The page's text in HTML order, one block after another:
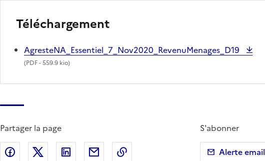
Téléchargement
AgresteNA_Essentiel_7_Nov2020_RevenuMenages_D19
(PDF- 559.9 kio)
Partager la page
Partager sur Facebook
Partager sur X (anciennement Twitter)
Partager sur LinkedIn
Partager par emailCopier dans le presse-papier
S'abonner
Alerte email